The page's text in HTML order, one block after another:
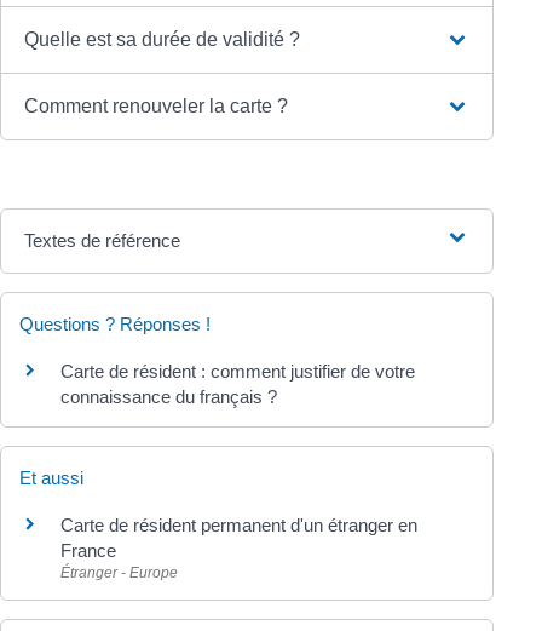
Quelle est sa durée de validité ?
Comment renouveler la carte ?
Textes de référence
Questions ? Réponses !
Carte de résident : comment justifier de votre
connaissance du français ?
Et aussi
Carte de résident permanent d'un étranger en
France
Étranger - Europe